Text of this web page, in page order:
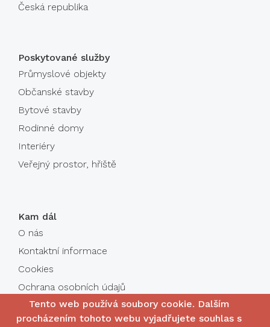
Poskytované služby
Průmyslové objekty
Občanské stavby
Bytové stavby
Rodinné domy
Interiéry
Veřejný prostor, hřiště
Kam dál
O nás
Kontaktní informace
Cookies
Ochrana osobních údajů
Česká republika
Tento web používá soubory cookie. Dalším
procházením tohoto webu vyjadřujete souhlas s